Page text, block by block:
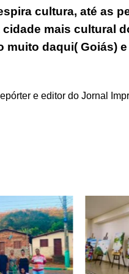
cultura, até as
cidade mais cultural
muito daqui( Goiás)
e editor do Jornal